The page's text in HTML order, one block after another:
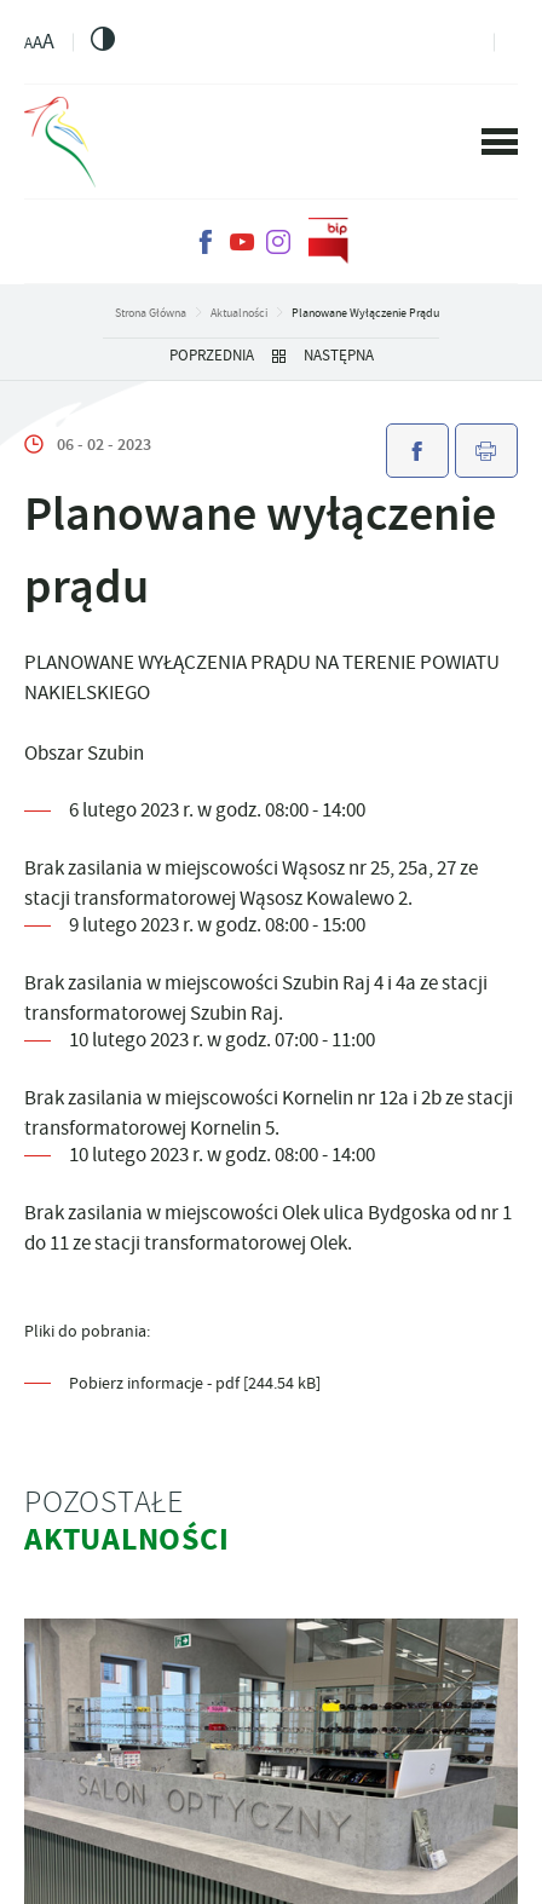
AAA
Strona Główna Aktualności Planowane Wyłączenie Prądu
POPRZEDNIA NASTĘPNA
06 - 02 - 2023
Planowane wyłączenie
prądu
PLANOWANE WYŁĄCZENIA PRĄDU NA TERENIE POWIATU
NAKIELSKIEGO
Obszar Szubin
6 lutego 2023 r. w godz. 08:00 - 14:00
Brak zasilania w miejscowości Wąsosz nr 25, 25a, 27 ze
stacji transformatorowej Wąsosz Kowalewo 2.
9 lutego 2023 r. w godz. 08:00 - 15:00
Brak zasilania w miejscowości Szubin Raj 4 i 4a ze stacji
transformatorowej Szubin Raj.
10 lutego 2023 r. w godz. 07:00 - 11:00
Brak zasilania w miejscowości Kornelin nr 12a i 2b ze stacji
transformatorowej Kornelin 5.
10 lutego 2023 r. w godz. 08:00 - 14:00
Brak zasilania w miejscowości Olek ulica Bydgoska od nr 1
do 11 ze stacji transformatorowej Olek.
Pliki do pobrania:
Pobierz informacje - pdf [244.54 kB]
POZOSTAŁE
AKTUALNOŚCI